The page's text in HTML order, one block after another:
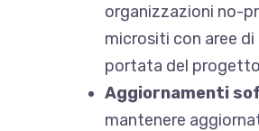
organizzazioni no-
micrositi con aree
portata del
Aggiornamenti
mantenere